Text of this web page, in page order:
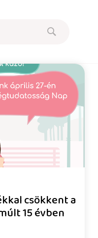
csökkent a
15 évben